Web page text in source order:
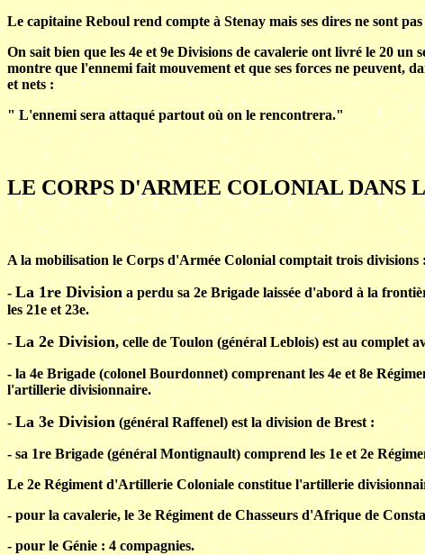
Le capitaine Reboul rend compte à Stenay mais ses dires ne sont
On sait bien que les 4e et 9e Divisions de cavalerie ont livré le 20
montre que l'ennemi fait mouvement et que ses forces ne peuvent,
et nets :
" L'ennemi sera attaqué partout où on le rencontrera."
LE CORPS D'ARMEE COLONIAL DANS
A la mobilisation le Corps d'Armée Colonial comptait trois divisions :
- La 1re Division a perdu sa 2e Brigade laissée d'abord à la
les 21e et 23e.
- La 2e Division, celle de Toulon (général Leblois) est au complet
- la 4e Brigade (colonel Bourdonnet) comprenant les 4e et 8e
l'artillerie divisionnaire.
- La 3e Division (général Raffenel) est la division de Brest :
- sa 1re Brigade (général Montignault) comprend les 1e et 2e
Le 2e Régiment d'Artillerie Coloniale constitue l'artillerie
- pour la cavalerie, le 3e Régiment de Chasseurs d'Afrique de
- pour le Génie : 4 compagnies.